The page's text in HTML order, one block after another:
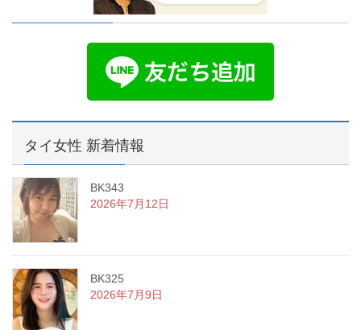
タイ女性 新着情報
BK343
2026年7月12日
BK325
2026年7月9日